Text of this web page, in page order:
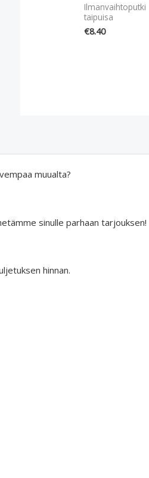
Ilmanvaihtoputki
taipuisa
€8.40
muualta?
sinulle parhaan tarjouksen!
hinnan.